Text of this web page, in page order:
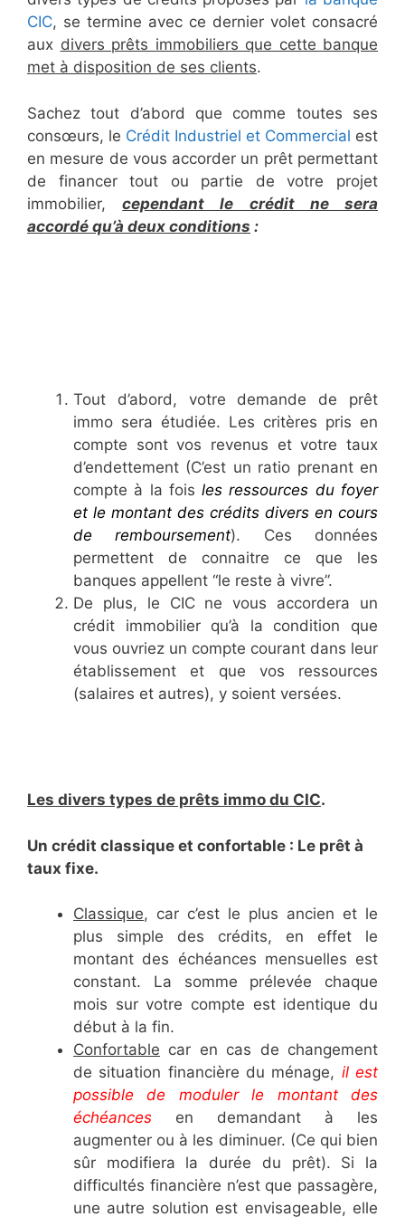
CIC, se termine avec ce dernier volet consacré
aux divers prêts immobiliers que cette banque
met à disposition de ses clients.
Sachez tout d’abord que comme toutes ses
consœurs, le Crédit Industriel et Commercial est
en mesure de vous accorder un prêt permettant
de financer tout ou partie de votre projet
immobilier,cependant le crédit ne sera
accordé qu’à deux conditions :
Tout d’abord, votre demande de prêt
immo sera étudiée. Les critères pris en
compte sont vos revenus et votre taux
d’endettement (C’est un ratio prenant en
compte à la foisles ressources du foyer
et le montant des crédits divers en cours
de remboursement). Ces données
permettent de connaitre ce que les
banques appellent “le reste à vivre”.
De plus, le CIC ne vous accordera un
crédit immobilier qu’à la condition que
vous ouvriez un compte courant dans leur
établissement et que vos ressources
(salaires et autres), y soient versées.
Les divers types de prêts immo du CIC.
Un crédit classique et confortable : Le prêt à
taux fixe.
Classique, car c’est le plus ancien et le
plus simple des crédits, en effet le
montant des échéances mensuelles est
constant. La somme prélevée chaque
mois sur votre compte est identique du
début à la fin.
Confortable car en cas de changement
de situation financière du ménage, il est
possible de moduler le montant des
échéances en demandant à les
augmenter ou à les diminuer. (Ce qui bien
sûr modifiera la durée du prêt). Si la
difficultés financière n’est que passagère,
une autre solution est envisageable, elle